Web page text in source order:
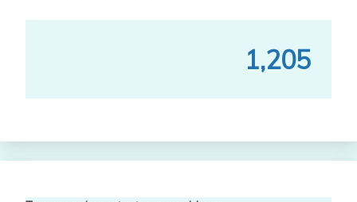
1,205